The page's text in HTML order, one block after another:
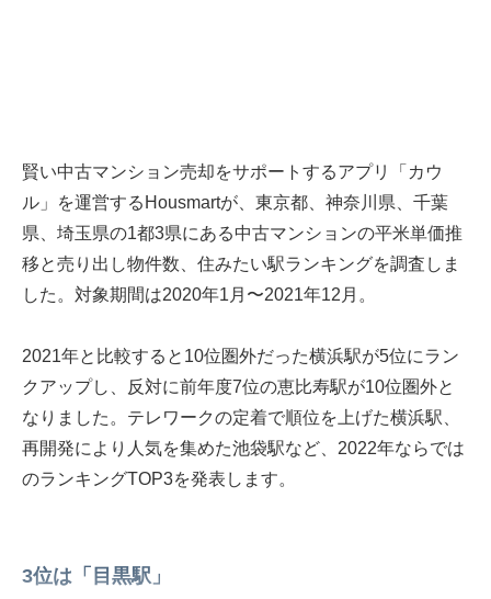
賢い中古マンション売却をサポートするアプリ「カウ
ル」を運営するHousmartが、東京都、神奈川県、千葉
県、埼玉県の1都3県にある中古マンションの平米単価推
移と売り出し物件数、住みたい駅ランキングを調査しま
した。対象期間は2020年1月〜2021年12月。
2021年と比較すると10位圏外だった横浜駅が5位にラン
クアップし、反対に前年度7位の恵比寿駅が10位圏外と
なりました。テレワークの定着で順位を上げた横浜駅、
再開発により人気を集めた池袋駅など、2022年ならでは
のランキングTOP3を発表します。
3位は「目黒駅」